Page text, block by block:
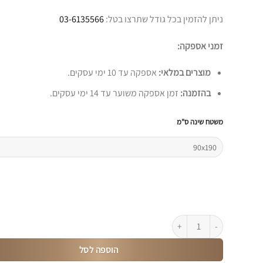
ניתן להזמין בכל גודל שתרצו בטל:03-6135566
זמני אספקה:
מוצרים במלאי: אספקה עד 10 ימי עסקים.
בהזמנה: זמן אספקה משוער עד 14 ימי עסקים.
משטח שינה ס"מ
כמות של מזרן ספוג נושם עם 7 אזורי נוחות דגם Regal
הוספה לסל